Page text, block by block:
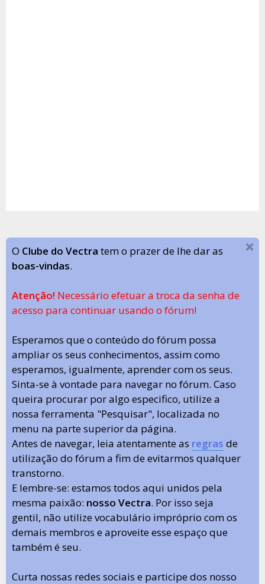
O Clube do Vectra tem o prazer de lhe dar as
boas-vindas.
Atenção! Necessário efetuar a troca da senha de
acesso para continuar usando o fórum!
Esperamos que o conteúdo do fórum possa
ampliar os seus conhecimentos, assim como
esperamos, igualmente, aprender com os seus.
Sinta-se à vontade para navegar no fórum. Caso
queira procurar por algo especifico, utilize a
nossa ferramenta "Pesquisar", localizada no
menu na parte superior da página.
Antes de navegar, leia atentamente as regras de
utilização do fórum a fim de evitarmos qualquer
transtorno.
E lembre-se: estamos todos aqui unidos pela
mesma paixão: nosso Vectra. Por isso seja
gentil, não utilize vocabulário impróprio com os
demais membros e aproveite esse espaço que
também é seu.
Curta nossas redes sociais e participe dos nosso